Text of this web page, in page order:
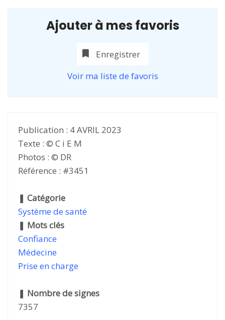
Ajouter à mes favoris
Enregistrer
Voir ma liste de favoris
Publication : 4 AVRIL 2023
Texte : © C i E M
Photos : © DR
Référence : #3451
❚ Catégorie
Système de santé
❚ Mots clés
Confiance
Médecine
Prise en charge
❚ Nombre de signes
7357